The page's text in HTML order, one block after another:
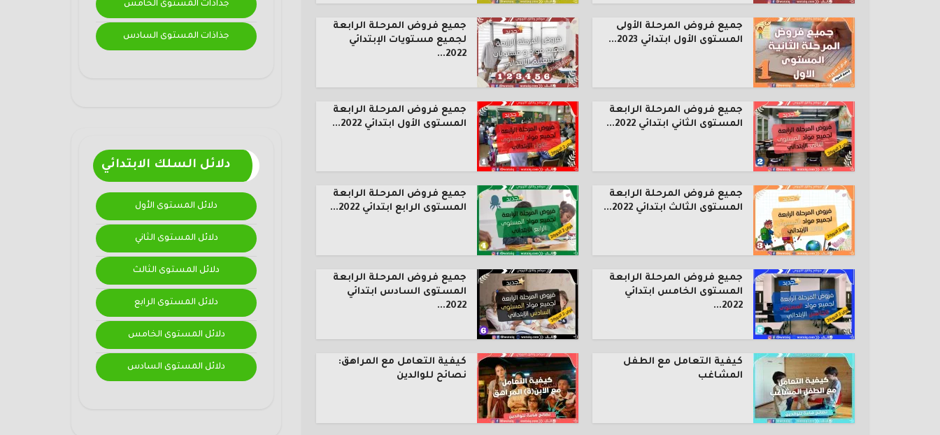
جذاذات المستوى الخامس
جذاذات المستوى السادس
دلائل السلك الابتدائي
دلائل المستوى الأول
دلائل المستوى الثاني
دلائل المستوى الثالث
دلائل المستوى الرابع
دلائل المستوى الخامس
دلائل المستوى السادس
جميع فروض المرحلة الأولى
المستوى الأول ابتدائي 2023...
جميع فروض المرحلة الرابعة
لجميع مستويات الإبتدائي
2022...
جميع فروض المرحلة الرابعة
المستوى الثاني ابتدائي 2022...
جميع فروض المرحلة الرابعة
المستوى الأول ابتدائي 2022...
جميع فروض المرحلة الرابعة
المستوى الثالث ابتدائي 2022...
جميع فروض المرحلة الرابعة
المستوى الرابع ابتدائي 2022...
جميع فروض المرحلة الرابعة
المستوى الخامس ابتدائي
2022...
جميع فروض المرحلة الرابعة
المستوى السادس ابتدائي
2022...
كيفية التعامل مع الطفل
المشاغب
كيفية التعامل مع المراهق:
نصائح للوالدين